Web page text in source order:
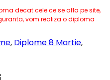
decat cele ce se afla pe site,
vom realiza o diploma
, Diplome 8 Martie,